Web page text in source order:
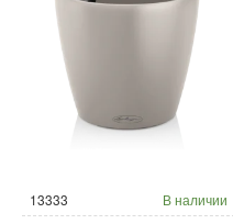
13333 В наличии